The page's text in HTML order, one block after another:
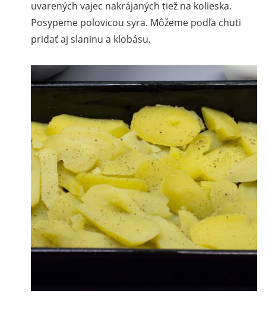
uvarených vajec nakrájaných tiež na kolieska.
Posypeme polovicou syra. Môžeme podľa chuti
pridať aj slaninu a klobásu.